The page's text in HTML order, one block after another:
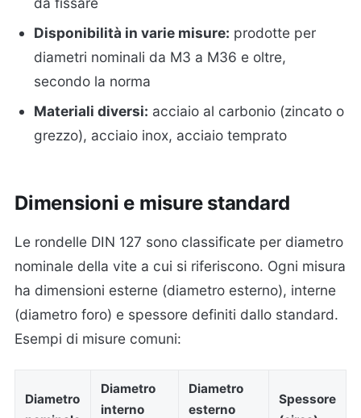
Disponibilità in varie misure: prodotte per
diametri nominali da M3 a M36 e oltre,
secondo la norma
Materiali diversi: acciaio al carbonio (zincato o
grezzo), acciaio inox, acciaio temprato
Dimensioni e misure standard
Le rondelle DIN 127 sono classificate per diametro
nominale della vite a cui si riferiscono. Ogni misura
ha dimensioni esterne (diametro esterno), interne
(diametro foro) e spessore definiti dallo standard.
Esempi di misure comuni:
Diametro
Diametro
interno
Diametro
esterno
Spessore